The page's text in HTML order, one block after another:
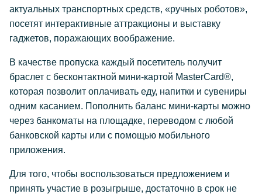
актуальных транспортных средств, «ручных роботов»,
посетят интерактивные аттракционы и выставку
гаджетов, поражающих воображение.
В качестве пропуска каждый посетитель получит
браслет с бесконтактной мини-картой MasterCard®,
которая позволит оплачивать еду, напитки и сувениры
одним касанием. Пополнить баланс мини-карты можно
через банкоматы на площадке, переводом с любой
банковской карты или с помощью мобильного
приложения.
Для того, чтобы воспользоваться предложением и
принять участие в розыгрыше, достаточно в срок не